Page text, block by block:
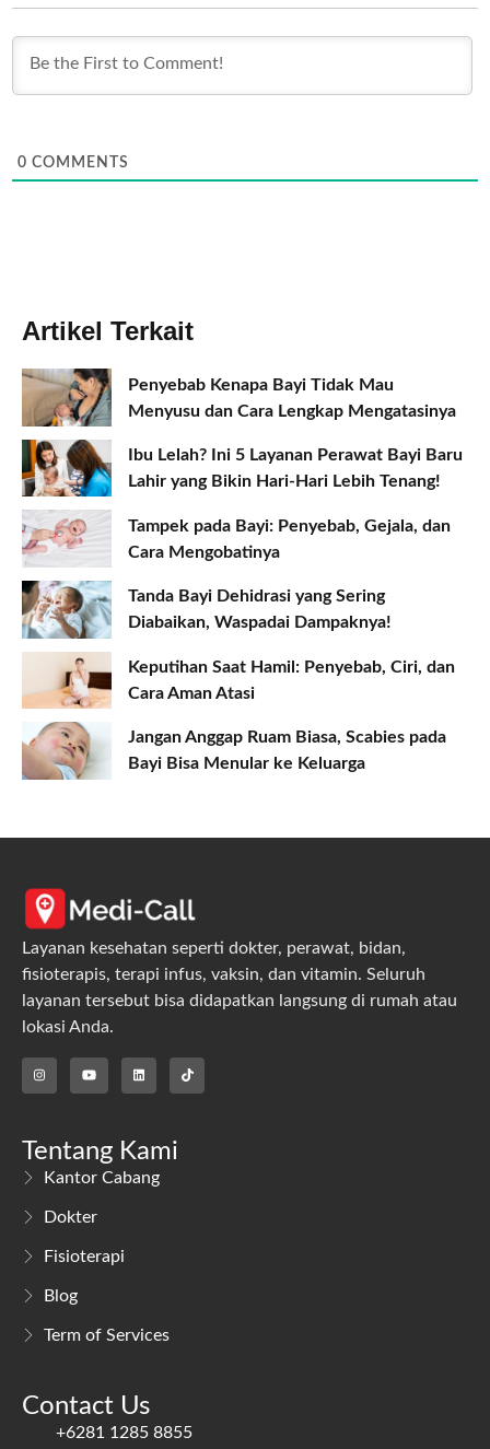
0 COMMENTS
Artikel Terkait
Penyebab Kenapa Bayi Tidak Mau
Menyusu dan Cara Lengkap Mengatasinya
Ibu Lelah? Ini 5 Layanan Perawat Bayi Baru
Lahir yang Bikin Hari-Hari Lebih Tenang!
Tampek pada Bayi: Penyebab, Gejala, dan
Cara Mengobatinya
Tanda Bayi Dehidrasi yang Sering
Diabaikan, Waspadai Dampaknya!
Keputihan Saat Hamil: Penyebab, Ciri, dan
Cara Aman Atasi
Jangan Anggap Ruam Biasa, Scabies pada
Bayi Bisa Menular ke Keluarga
Layanan kesehatan seperti dokter, perawat, bidan,
fisioterapis, terapi infus, vaksin, dan vitamin. Seluruh
layanan tersebut bisa didapatkan langsung di rumah atau
lokasi Anda.
Tentang Kami
Kantor Cabang
Dokter
Fisioterapi
Blog
Term of Services
Contact Us
+6281 1285 8855